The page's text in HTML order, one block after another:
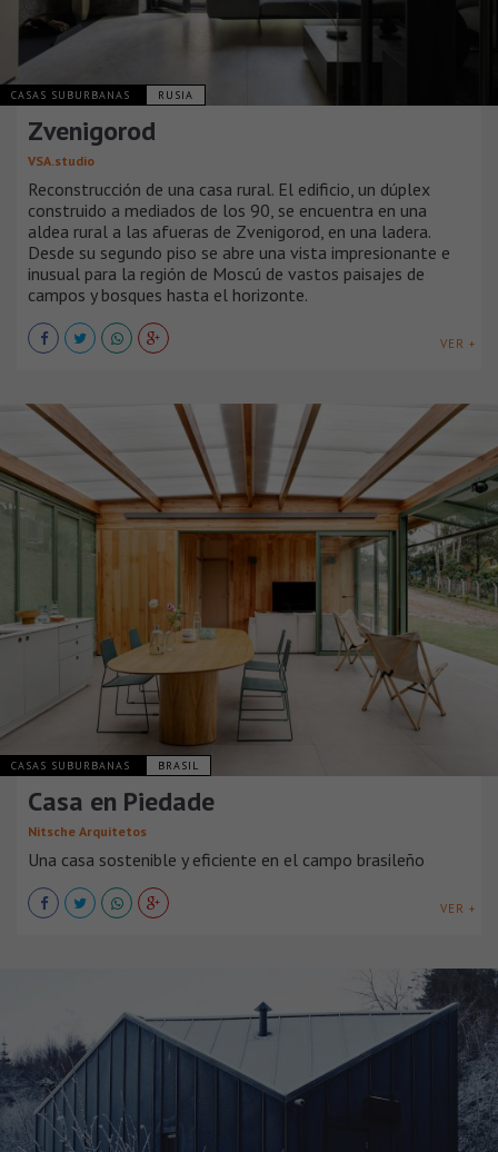
CASAS SUBURBANAS RUSIA
Zvenigorod
VSA.studio
Reconstrucción de una casa rural. El edificio, un dúplex
construido a mediados de los 90, se encuentra en una
aldea rural a las afueras de Zvenigorod, en una ladera.
Desde su segundo piso se abre una vista impresionante e
inusual para la región de Moscú de vastos paisajes de
campos y bosques hasta el horizonte.
VER +
CASAS SUBURBANAS BRASIL
Casa en Piedade
Nitsche Arquitetos
Una casa sostenible y eficiente en el campo brasileño
VER +